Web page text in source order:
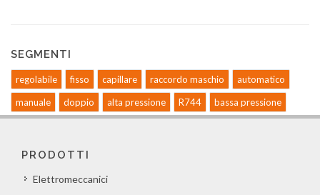
SEGMENTI
regolabile fisso capillare raccordo maschio
automatico
manuale
doppio alta pressione R744 bassa pressione
PRODOTTI
Elettromeccanici